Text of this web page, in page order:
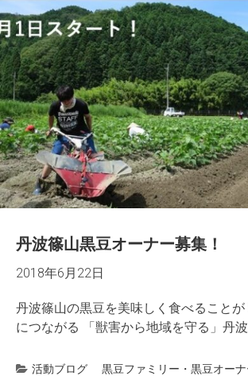
丹波篠山黒豆オーナー募集！
2018年6月22日
丹波篠山の黒豆を美味しく食べること
につながる 「獣害から地域を守る」丹
活動ブログ 黒豆ファミリー・黒豆オーナ